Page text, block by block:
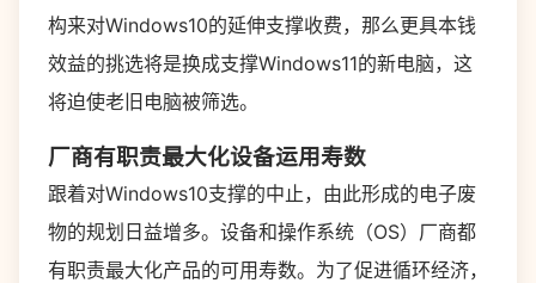
构来对Windows10的延伸支撑收费，那么更具本钱
效益的挑选将是换成支撑Windows11的新电脑，这
将迫使老旧电脑被筛选。
厂商有职责最大化设备运用寿数
跟着对Windows10支撑的中止，由此形成的电子废
物的规划日益增多。设备和操作系统（OS）厂商都
有职责最大化产品的可用寿数。为了促进循环经济，